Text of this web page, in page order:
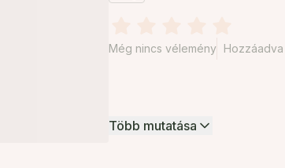
Még nincs vélemény Hozzáadva
Több mutatása